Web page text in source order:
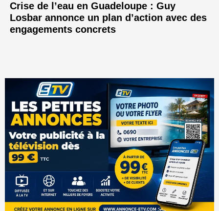
Crise de l’eau en Guadeloupe : Guy
Losbar annonce un plan d’action avec des
engagements concrets